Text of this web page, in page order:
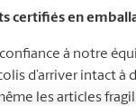
certifiés en
confiance à notre
d’arriver intact
les articles